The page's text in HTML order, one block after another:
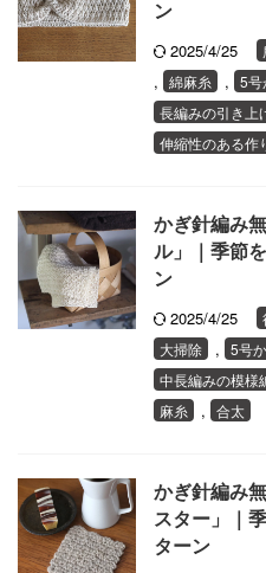
ン
2025/4/25
, 綿麻糸 , 5号
長編みの引き上
伸縮性のある作
かぎ針編み
ル」｜季節
ン
2025/4/25
大掃除 , 5号
中長編みの模様
麻糸 , 合太
かぎ針編み
スター」｜
ターン